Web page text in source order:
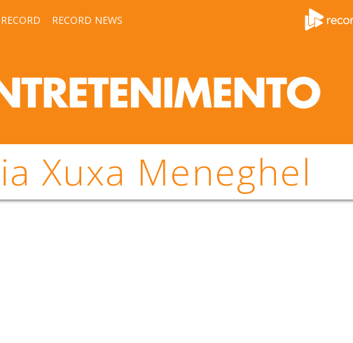
RECORD RECORD NEWS
Xuxa Meneghel